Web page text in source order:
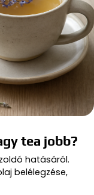
tea jobb?
hatásáról.
belélegzése,